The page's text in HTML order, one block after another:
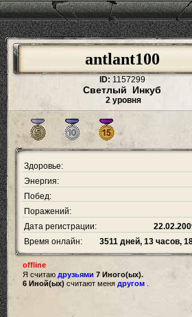
antlant100
ID: 1157299
Светлый Инкуб
2 уровня
Здоровье:
Энергия:
Побед:
Поражений:
Дата регистрации:
Время онлайн:
3511 дней, 13 часов,
offline
Я считаю друзьями 7 Иного(ых).
6 Иной(ых) считают меня другом